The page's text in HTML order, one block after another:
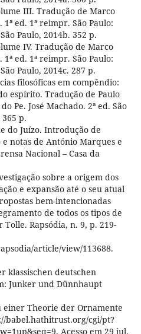
III. Tradução de Marco
ed. 1ª reimpr. São Paulo:
Paulo, 2014b. 352 p.
IV. Tradução de Marco
ed. 1ª reimpr. São Paulo:
Paulo, 2014c. 287 p.
filosóficas em compêndio:
espírito. Tradução de Paulo
Pe. José Machado. 2ª ed. São
p.
do Juízo. Introdução de
notas de António Marques e
Nacional – Casa da
sobre a origem dos
e expansão até o seu atual
bem-intencionadas
de todos os tipos de
Rapsódia, n. 9, p. 219-
article/view/113688.
klassischen deutschen
Junker und Dünnhaupt
einer Theorie der Ornamente
babel.hathitrust.org/cgi/pt?
Acesso em 29 jul.